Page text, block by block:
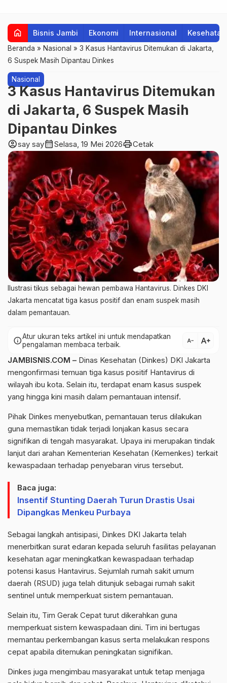
home Bisnis Jambi Ekonomi Internasional Kesehatan
Beranda » Nasional » 3 Kasus Hantavirus Ditemukan di Jakarta,
6 Suspek Masih Dipantau Dinkes
Nasional
3 Kasus Hantavirus Ditemukan
di Jakarta, 6 Suspek Masih
Dipantau Dinkes
account_circlesay saycalendar_monthSelasa, 19 Mei 2026printCetak
Ilustrasi tikus sebagai hewan pembawa Hantavirus. Dinkes DKI
Jakarta mencatat tiga kasus positif dan enam suspek masih
dalam pemantauan.
infoAtur ukuran teks artikel ini untuk mendapatkan
pengalaman membaca terbaik.
text_decrease text_increase
JAMBISNIS.COM – Dinas Kesehatan (Dinkes) DKI Jakarta
mengonfirmasi temuan tiga kasus positif Hantavirus di
wilayah ibu kota. Selain itu, terdapat enam kasus suspek
yang hingga kini masih dalam pemantauan intensif.
Pihak Dinkes menyebutkan, pemantauan terus dilakukan
guna memastikan tidak terjadi lonjakan kasus secara
signifikan di tengah masyarakat. Upaya ini merupakan tindak
lanjut dari arahan Kementerian Kesehatan (Kemenkes) terkait
kewaspadaan terhadap penyebaran virus tersebut.
Baca juga:
Insentif Stunting Daerah Turun Drastis Usai
Dipangkas Menkeu Purbaya
Sebagai langkah antisipasi, Dinkes DKI Jakarta telah
menerbitkan surat edaran kepada seluruh fasilitas pelayanan
kesehatan agar meningkatkan kewaspadaan terhadap
potensi kasus Hantavirus. Sejumlah rumah sakit umum
daerah (RSUD) juga telah ditunjuk sebagai rumah sakit
sentinel untuk memperkuat sistem pemantauan.
Selain itu, Tim Gerak Cepat turut dikerahkan guna
memperkuat sistem kewaspadaan dini. Tim ini bertugas
memantau perkembangan kasus serta melakukan respons
cepat apabila ditemukan peningkatan signifikan.
Dinkes juga mengimbau masyarakat untuk tetap menjaga